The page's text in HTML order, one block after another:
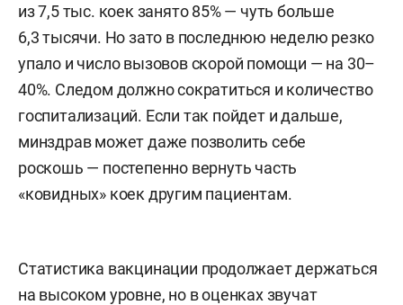
из 7,5 тыс. коек занято 85% — чуть больше
6,3 тысячи. Но зато в последнюю неделю резко
упало и число вызовов скорой помощи — на 30–
40%. Следом должно сократиться и количество
госпитализаций. Если так пойдет и дальше,
минздрав может даже позволить себе
роскошь — постепенно вернуть часть
«ковидных» коек другим пациентам.
Статистика вакцинации продолжает держаться
на высоком уровне, но в оценках звучат